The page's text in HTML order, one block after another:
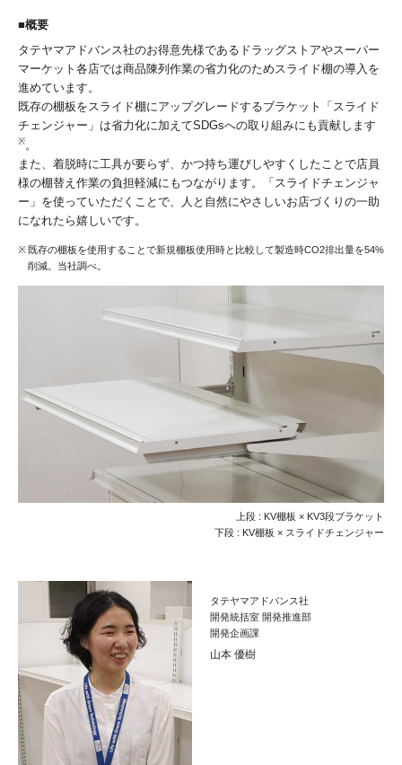
概要
タテヤマアドバンス社のお得意先様であるドラッグストアやスーパー
マーケット各店では商品陳列作業の省力化のためスライド棚の導入を
進めています。
既存の棚板をスライド棚にアップグレードするブラケット「スライド
チェンジャー」は省力化に加えてSDGsへの取り組みにも貢献します
※。
また、着脱時に工具が要らず、かつ持ち運びしやすくしたことで店員
様の棚替え作業の負担軽減にもつながります。「スライドチェンジャ
ー」を使っていただくことで、人と自然にやさしいお店づくりの一助
になれたら嬉しいです。
※ 既存の棚板を使用することで新規棚板使用時と比較して製造時CO2排出量を54%
削減。当社調べ。
上段 : KV棚板 × KV3段ブラケット
下段 : KV棚板 × スライドチェンジャー
タテヤマアドバンス社
開発統括室 開発推進部
開発企画課
山本 優樹